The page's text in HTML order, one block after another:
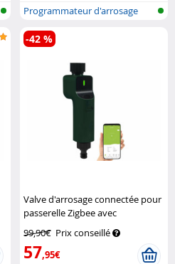
Programmateur d'arrosage
bluetooth...
Valve d'arrosage connectée pour
passerelle Zigbee avec
commandes vocales Royal
Gardineer
99,90€ Prix conseillé
57,95€
-42 %